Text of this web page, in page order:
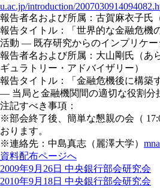
u.ac.jp/introduction/
報告者名および所属：古賀麻衣子氏
報告タイトル：「世界的な金融危機
活動 ― 既存研究からのインプリケー
報告者名および所属：大山剛氏（あ
ギュラトリー・アドバイザリー）
報告タイトル：「金融危機後に構築
― 当局と金融機関間の適切な役割分
注記すべき事項：
※部会終了後、簡単な懇親の会（
おります。
※連絡先：中島真志（麗澤大学）
資料配布ページへ
2009年9月26日 中央銀行部会研究会
2010年9月18日 中央銀行部会研究会